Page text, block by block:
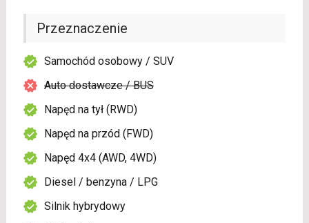
Przeznaczenie
Samochód osobowy / SUV
Auto dostawcze / BUS
Napęd na tył (RWD)
Napęd na przód (FWD)
Napęd 4x4 (AWD, 4WD)
Diesel / benzyna / LPG
Silnik hybrydowy